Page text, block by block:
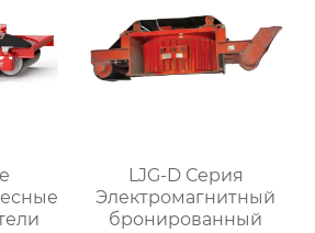
LJG-D Серия
Электромагнитный
бронированный